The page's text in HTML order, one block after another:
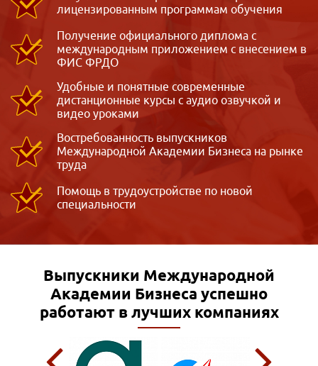
лицензированным программам обучения
Получение официального диплома с
международным приложением с внесением в
ФИС ФРДО
Удобные и понятные современные
дистанционные курсы с аудио озвучкой и
видео уроками
Востребованность выпускников
Международной Академии Бизнеса на рынке
труда
Помощь в трудоустройстве по новой
специальности
Выпускники Международной
Академии Бизнеса успешно
работают в лучших компаниях